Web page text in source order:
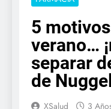
5
verano…
separar
de
XSalud 3